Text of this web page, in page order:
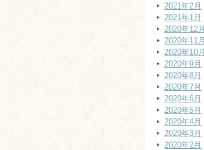
2021年2月
2021年1月
2020年12月
2020年11月
2020年10月
2020年9月
2020年8月
2020年7月
2020年6月
2020年5月
2020年4月
2020年3月
2020年2月